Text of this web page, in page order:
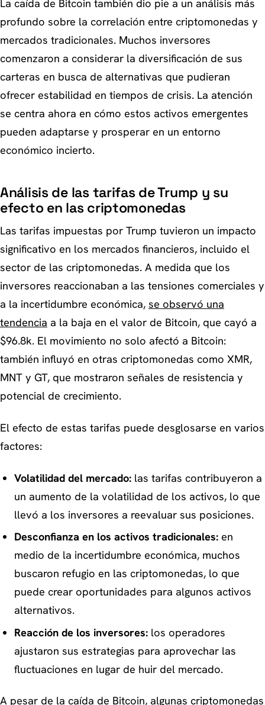
La caída de Bitcoin también dio pie a un análisis más
profundo sobre la correlación entre criptomonedas y
mercados tradicionales. Muchos inversores
comenzaron a considerar la diversificación de sus
carteras en busca de alternativas que pudieran
ofrecer estabilidad en tiempos de crisis. La atención
se centra ahora en cómo estos activos emergentes
pueden adaptarse y prosperar en un entorno
económico incierto.
Análisis de las tarifas de Trump y su
efecto en las criptomonedas
Las tarifas impuestas por Trump tuvieron un impacto
significativo en los mercados financieros, incluido el
sector de las criptomonedas. A medida que los
inversores reaccionaban a las tensiones comerciales y
a la incertidumbre económica, se observó una
tendencia a la baja en el valor de Bitcoin, que cayó a
$96.8k. El movimiento no solo afectó a Bitcoin:
también influyó en otras criptomonedas como XMR,
MNT y GT, que mostraron señales de resistencia y
potencial de crecimiento.
El efecto de estas tarifas puede desglosarse en varios
factores:
Volatilidad del mercado:las tarifas contribuyeron a
un aumento de la volatilidad de los activos, lo que
llevó a los inversores a reevaluar sus posiciones.
Desconfianza en los activos tradicionales:en
medio de la incertidumbre económica, muchos
buscaron refugio en las criptomonedas, lo que
puede crear oportunidades para algunos activos
alternativos.
Reacción de los inversores:los operadores
ajustaron sus estrategias para aprovechar las
fluctuaciones en lugar de huir del mercado.
A pesar de la caída de Bitcoin, algunas criptomonedas